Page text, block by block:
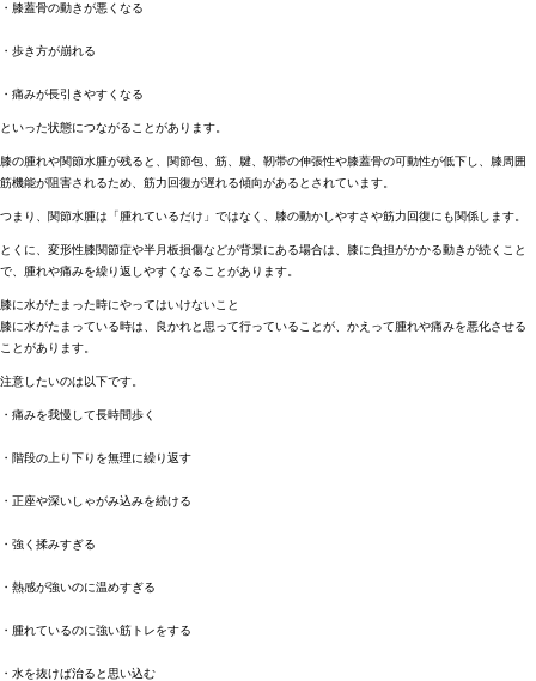
・膝蓋骨の動きが悪くなる
・歩き方が崩れる
・痛みが長引きやすくなる
といった状態につながることがあります。
膝の腫れや関節水腫が残ると、関節包、筋、腱、靭帯の伸張性や膝蓋骨の可動性が低下し、膝周囲
筋機能が阻害されるため、筋力回復が遅れる傾向があるとされています。
つまり、関節水腫は「腫れているだけ」ではなく、膝の動かしやすさや筋力回復にも関係します。
とくに、変形性膝関節症や半月板損傷などが背景にある場合は、膝に負担がかかる動きが続くこと
で、腫れや痛みを繰り返しやすくなることがあります。
膝に水がたまった時にやってはいけないこと
膝に水がたまっている時は、良かれと思って行っていることが、かえって腫れや痛みを悪化させる
ことがあります。
注意したいのは以下です。
・痛みを我慢して長時間歩く
・階段の上り下りを無理に繰り返す
・正座や深いしゃがみ込みを続ける
・強く揉みすぎる
・熱感が強いのに温めすぎる
・腫れているのに強い筋トレをする
・水を抜けば治ると思い込む